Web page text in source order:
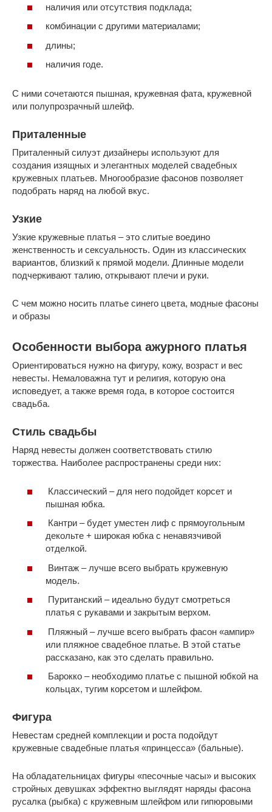
наличия или отсутствия подклада;
комбинации с другими материалами;
длины;
наличия годе.
С ними сочетаются пышная, кружевная фата, кружевной
или полупрозрачный шлейф.
Приталенные
Приталенный силуэт дизайнеры используют для
создания изящных и элегантных моделей свадебных
кружевных платьев. Многообразие фасонов позволяет
подобрать наряд на любой вкус.
Узкие
Узкие кружевные платья – это слитые воедино
женственность и сексуальность. Один из классических
вариантов, близкий к прямой модели. Длинные модели
подчеркивают талию, открывают плечи и руки.
С чем можно носить платье синего цвета, модные фасоны
и образы
Особенности выбора ажурного платья
Ориентироваться нужно на фигуру, кожу, возраст и вес
невесты. Немаловажна тут и религия, которую она
исповедует, а также время года, в которое состоится
свадьба.
Стиль свадьбы
Наряд невесты должен соответствовать стилю
торжества. Наиболее распространены среди них:
Классический – для него подойдет корсет и
пышная юбка.
Кантри – будет уместен лиф с прямоугольным
декольте + широкая юбка с ненавязчивой
отделкой.
Винтаж – лучше всего выбрать кружевную
модель.
Пуританский – идеально будут смотреться
платья с рукавами и закрытым верхом.
Пляжный – лучше всего выбрать фасон «ампир»
или пляжное свадебное платье. В этой статье
рассказано, как это сделать правильно.
Барокко – необходимо платье с пышной юбкой на
кольцах, тугим корсетом и шлейфом.
Фигура
Невестам средней комплекции и роста подойдут
кружевные свадебные платья «принцесса» (бальные).
На обладательницах фигуры «песочные часы» и высоких
стройных девушках эффектно выглядят наряды фасона
русалка (рыбка) с кружевным шлейфом или гипюровыми